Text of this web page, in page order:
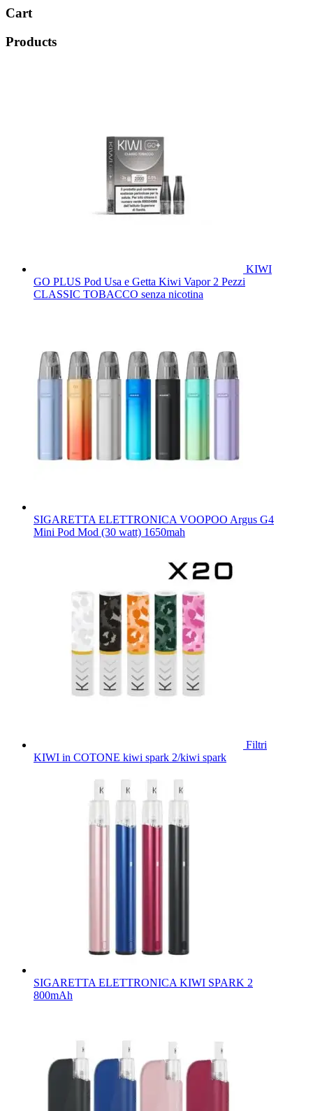
Cart
Products
KIWI
GO PLUS Pod Usa e Getta Kiwi Vapor 2 Pezzi
CLASSIC TOBACCO senza nicotina
SIGARETTA ELETTRONICA VOOPOO Argus G4
Mini Pod Mod (30 watt) 1650mah
Filtri
KIWI in COTONE kiwi spark 2/kiwi spark
SIGARETTA ELETTRONICA KIWI SPARK 2
800mAh